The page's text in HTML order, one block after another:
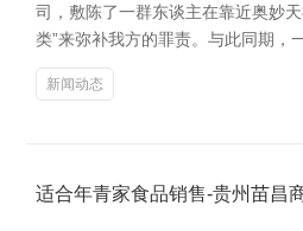
司，敷陈了一群东谈主在靠近奥妙
类”来弥补我方的罪责。与此同期，
新闻动态
适合年青家食品销售-贵州苗昌